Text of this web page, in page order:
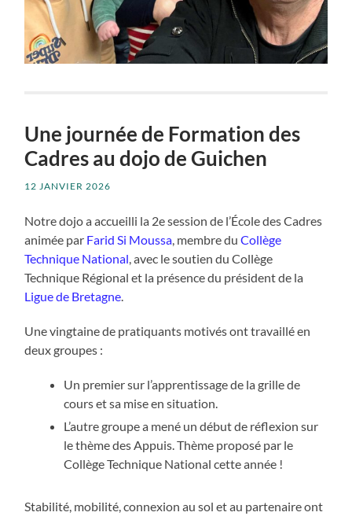
Une journée de Formation des
Cadres au dojo de Guichen
12 JANVIER 2026
Notre dojo a accueilli la 2e session de l’École des Cadres
animée par Farid Si Moussa , membre duCollège
Technique National , avec le soutien du Collège
Technique Régional et la présence du président de la
Ligue de Bretagne
Une vingtaine de pratiquants motivés ont travaillé en
deux groupes :
Un premier sur l’apprentissage de la grille de
cours et sa mise en situation.
L’autre groupe a mené un début de réflexion sur
le thème des Appuis. Thème proposé par le
Collège Technique National cette année !
Stabilité, mobilité, connexion au sol et au partenaire ont